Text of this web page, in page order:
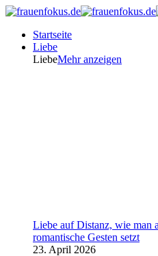
Startseite
Liebe
LiebeMehr anzeigen
Liebe auf Distanz, wie man
romantische Gesten setzt
23. April 2026